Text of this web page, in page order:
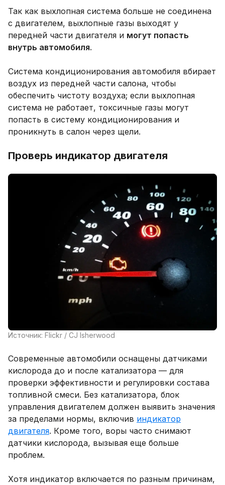
Так как выхлопная система больше не соединена
с двигателем, выхлопные газы выходят у
передней части двигателя и могут попасть
внутрь автомобиля.
Система кондиционирования автомобиля вбирает
воздух из передней части салона, чтобы
обеспечить чистоту воздуха; если выхлопная
система не работает, токсичные газы могут
попасть в систему кондиционирования и
проникнуть в салон через щели.
Проверь индикатор двигателя
Источник: Flickr / CJ Isherwood
Современные автомобили оснащены датчиками
кислорода до и после катализатора — для
проверки эффективности и регулировки состава
топливной смеси. Без катализатора, блок
управления двигателем должен выявить значения
за пределами нормы, включив индикатор
двигателя. Кроме того, воры часто снимают
датчики кислорода, вызывая еще больше
проблем.
Хотя индикатор включается по разным причинам,